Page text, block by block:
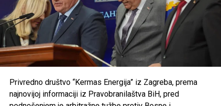
Privredno društvo “Kermas Energija” iz Zagreba, prema
najnovijoj informaciji iz Pravobranilaštva BiH, pred